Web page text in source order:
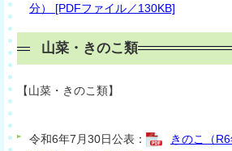
分） [PDFファイル／130KB]
山菜・きのこ類
【山菜・きのこ類】
令和6年7月30日公表：
きのこ（